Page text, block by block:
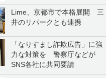
Lime、京都市で本格展開 三
井のリパークとも連携
「なりすまし詐欺広告」に強
力な対策を 警察庁などが
SNS各社に共同要請